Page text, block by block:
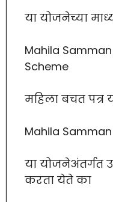
या योजनेच्या
Mahila
Scheme
महिला बचत
Mahila
या योजनेअंतर्गत
करता येते का